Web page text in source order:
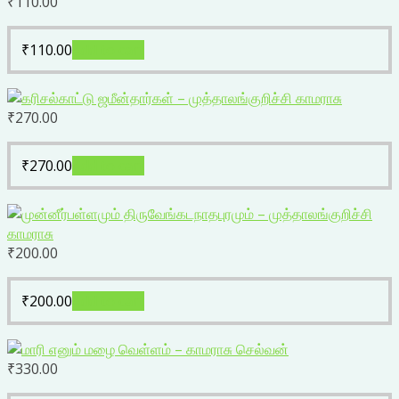
₹110.00
₹270.00
₹270.00
₹200.00
₹200.00
₹330.00